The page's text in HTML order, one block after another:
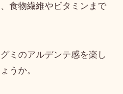
食物繊維やビタミンまで
ミのアルデンテ感を楽し
うか。